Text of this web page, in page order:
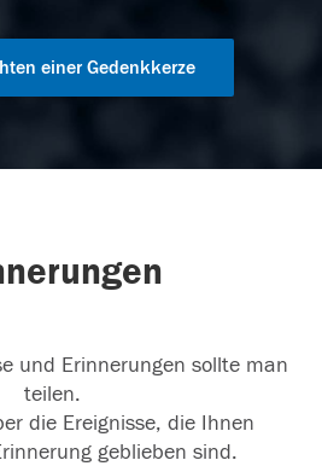
einer Gedenkkerze
und Erinnerungen sollte man
teilen.
die Ereignisse, die Ihnen
geblieben sind.